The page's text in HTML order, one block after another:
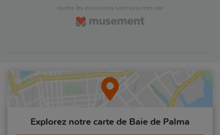
de Soller, pêchées dans les environs, sont considérées
comme un mets délicat.Au port de Soller, vous monterez à
bord d'un catamaran pour naviguer tranquillement vers la
ce lieu de pèlerinage sacré avant de rentrer. Quel est le
programme de cette excursion ?- De 8h30 à 9h00 – prise en
charge à votre hôtel ou au point de rendez-vous indiqué- De
9h00 à 10h30 – trajet panoramique en bus jusqu'au
monastère de Lluc- De 10h30 à 11h15 – visite du monastère
de Lluc- 11h15 à 12h15 – trajet en autocar jusqu'à la baie de
Sa Calobra- 12h15 à 13h45 – temps libre à la baie de Sa
toutes les excursions sont assurées par
Explorez notre carte de Baie de Palma